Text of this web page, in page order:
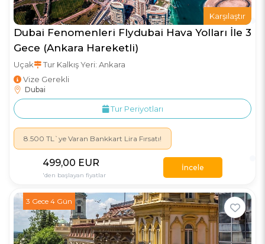
Karşılaştır
Dubai Fenomenleri Flydubai Hava Yolları İle 3
Gece (Ankara Hareketli)
Uçak
Tur Kalkış Yeri: Ankara
Vize Gerekli
Dubai
Tur Periyotları
8.500 TL`ye Varan Bankkart Lira Fırsatı!
499,00 EUR
'den başlayan fiyatlar
İncele
3 Gece 4 Gün